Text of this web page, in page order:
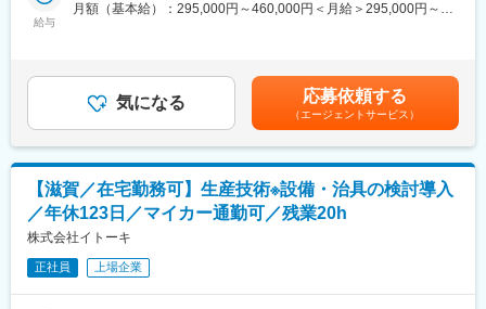
を感じられるポジションです。
当社は創業130年の歴史を持つオフィス家具メーカーであり、リ
ーディングカンパニーです。顧客ニーズを汲み取る生産供給に重
点を置いています。
企業価値を高める知的創造の場としてオフィスの重要性が高まる
中で、当社はオフィス創りに関わるさまざまな製品の開発・サー
ビスを通じて質の高いビジネス環境の創造に挑戦しています。
す。現場で発生している課題に対して、DXやAIを用いた改善策の
検討、要件定義を実施頂きます。その後はDX本部と連携しながら
システム導入や運用管理を担っていただきます。滋賀工場の全体
■働き方：
残業は20時間/月程度で、年間休日131日、夜勤なしと働きやすい
環境を整えております。滋賀工場は2022年10月竣工の新しい工場
ですが、工場を単なる製造拠点ではなく、価値を生み出す戦略拠
点とするため度重なるリニューアルを進めております。滋賀工場
では、データとデザインを融合した共創型工場「ITOKI DESIGN
HOUSE SHIGA」を開設し、開発・試作・検証を一体化。人と空
給与
月額（基本給）：295,000円～460,000円＜月給＞295,000円～
績年4ヶ月分賃金はあくまでも目安の金額であり、選考を通じて上
下する可能性があります。月給(月額)は固定手当を含めた表記で
す。
気になる 応募依頼する
（エージェントサービス）
【滋賀／在宅勤務可】生産技術※設備・治具の検討導入
／年休123日／マイカー通勤可／残業20h
株式会社イトーキ
正社員 上場企業